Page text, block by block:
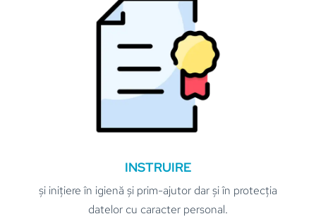
INSTRUIRE
și inițiere în igienă și prim-ajutor dar și în protecția
datelor cu caracter personal.